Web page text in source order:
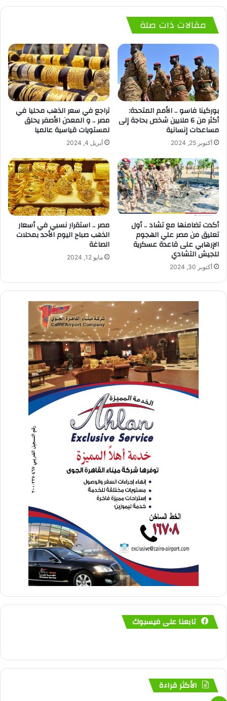
مقالات ذات صلة
بوركينا فاسو .. الأمم المتحدة:
أكثر من 6 ملايين شخص بحاجة إلى
مساعدات إنسانية
أكتوبر 25, 2024
تراجع في سعر الذهب محليا في
مصر .. و المعدن الأصفر يحلق
لمستويات قياسية عالميا
أبريل 4, 2024
أكدت تضامنها مع تشاد .. أول
تعليق من مصر علي الهجوم
الإرهابي على قاعدة عسكرية
للجيش التشادي
أكتوبر 30, 2024
مصر .. استقرار نسبي في أسعار
الذهب صباح اليوم الأحد بمحلات
الصاغة
مايو 12, 2024
تابعنا على فيسبوك
الأكثر قراءة